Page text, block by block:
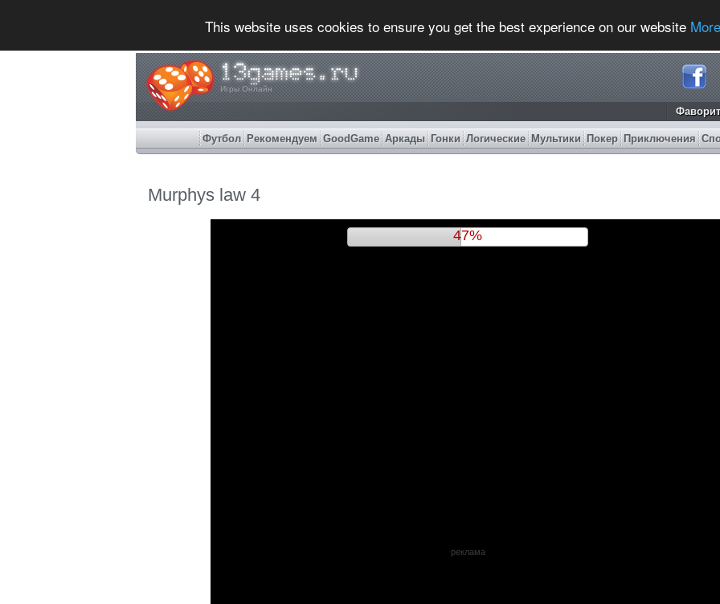
This website uses cookies to ensure you get the best experience on our website
Игры Онлайн
Футбол Рекомендуем GoodGame Аркады Гонки Логические Мультики Покер Приключения
Murphys law 4
50%
реклама